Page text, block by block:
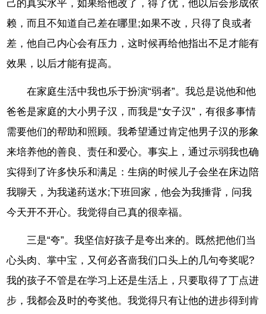
己的真实水平，如果给他改了，得了优，他以后会形成依
赖，而且不知道自己差在哪里;如果不改，只得了良或者
差，他自己内心会有压力，这时候再给他指出不足才能有
效果，以后才能有提高。
在家庭生活中我也乐于扮演“弱者”。我总是说他和他
爸爸是家庭的大小男子汉，而我是“女子汉”，有很多事情
需要他们的帮助和照顾。我希望通过肯定他男子汉的形象
来培养他的善良、责任和爱心。事实上，通过示弱我也确
实得到了许多快乐和满足：生病的时候儿子会坐在床边陪
我聊天，为我递药送水;下班回家，他会为我捶背，问我
今天开不开心。我觉得自己真的很幸福。
三是“夸”。我坚信好孩子是夸出来的。既然把他们当
心头肉、掌中宝，又何必吝啬我们口头上的几句夸奖呢?
我的孩子不管是在学习上还是生活上，只要取得了丁点进
步，我都会及时的夸奖他。我觉得只有让他的进步得到肯